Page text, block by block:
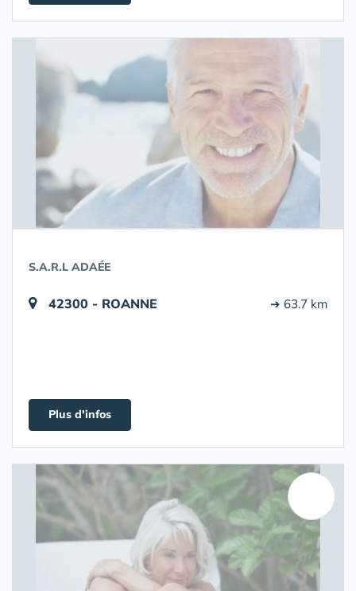
S.A.R.L ADAÉE
42300 - ROANNE ➔ 63.7 km
Plus d'infos